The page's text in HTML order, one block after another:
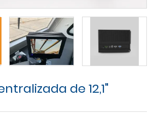
de 12,1"